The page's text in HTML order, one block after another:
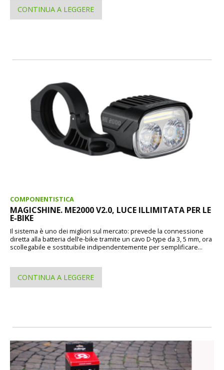
CONTINUA A LEGGERE
COMPONENTISTICA
MAGICSHINE. ME2000 V2.0, LUCE ILLIMITATA PER LE
E-BIKE
Il sistema è uno dei migliori sul mercato: prevede la connessione
diretta alla batteria dell’e-bike tramite un cavo D-type da 3, 5 mm, ora
scollegabile e sostituibile indipendentemente per semplificare...
CONTINUA A LEGGERE